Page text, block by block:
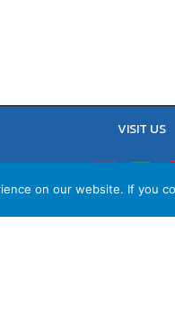
VISIT US
on our website. If you